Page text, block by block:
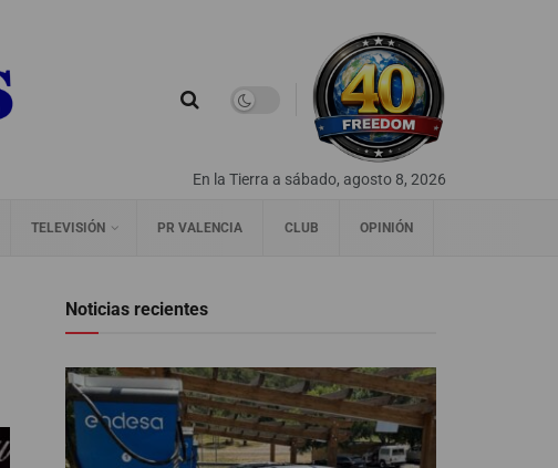
En la Tierra a sábado, agosto 8, 2026
TELEVISIÓN PR VALENCIA CLUB OPINIÓN
Noticias recientes